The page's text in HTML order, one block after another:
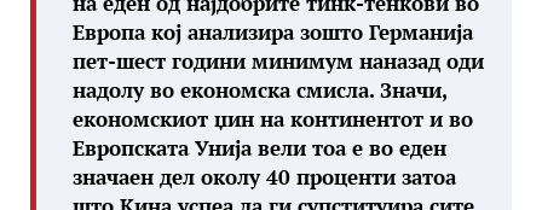
Европа кој анализира зошто Германија
пет-шест години минимум наназад оди
надолу во економска смисла. Значи,
економскиот џин на континентот и во
Европската Унија вели тоа е во еден
значаен дел околу 40 проценти затоа